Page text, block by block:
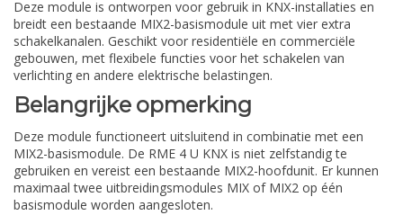
Deze module is ontworpen voor gebruik in KNX-installaties en
breidt een bestaande MIX2-basismodule uit met vier extra
schakelkanalen. Geschikt voor residentiële en commerciële
gebouwen, met flexibele functies voor het schakelen van
verlichting en andere elektrische belastingen.
Belangrijke opmerking
Deze module functioneert uitsluitend in combinatie met een
MIX2-basismodule. De RME 4 U KNX is niet zelfstandig te
gebruiken en vereist een bestaande MIX2-hoofdunit. Er kunnen
maximaal twee uitbreidingsmodules MIX of MIX2 op één
basismodule worden aangesloten.